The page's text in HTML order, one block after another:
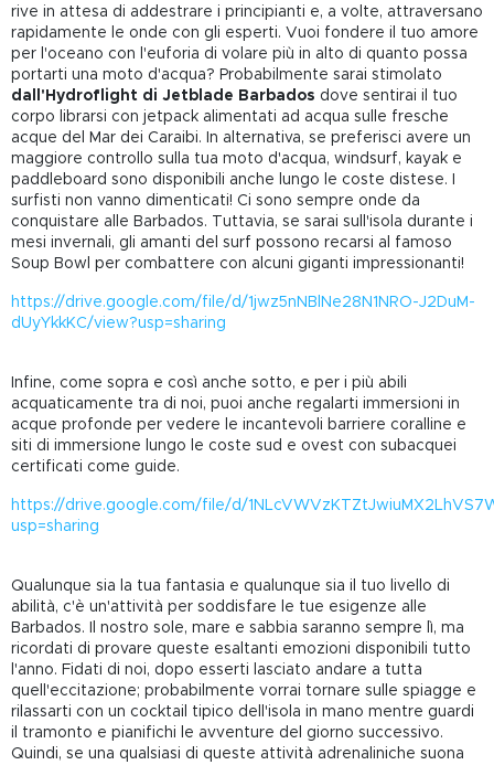
rive in attesa di addestrare i principianti e, a volte, attraversano
rapidamente le onde con gli esperti. Vuoi fondere il tuo amore
per l'oceano con l'euforia di volare più in alto di quanto possa
portarti una moto d'acqua? Probabilmente sarai stimolato
dall'Hydroflight di Jetblade Barbados dove sentirai il tuo
corpo librarsi con jetpack alimentati ad acqua sulle fresche
acque del Mar dei Caraibi. In alternativa, se preferisci avere un
maggiore controllo sulla tua moto d'acqua, windsurf, kayak e
paddleboard sono disponibili anche lungo le coste distese. I
surfisti non vanno dimenticati! Ci sono sempre onde da
conquistare alle Barbados. Tuttavia, se sarai sull'isola durante i
mesi invernali, gli amanti del surf possono recarsi al famoso
Soup Bowl per combattere con alcuni giganti impressionanti!
https://drive.google.com/file/d/1jwz5nNBlNe28N1NRO-J2DuM-
dUyYkkKC/view?usp=sharing
Infine, come sopra e così anche sotto, e per i più abili
acquaticamente tra di noi, puoi anche regalarti immersioni in
acque profonde per vedere le incantevoli barriere coralline e
siti di immersione lungo le coste sud e ovest con subacquei
certificati come guide.
https://drive.google.com/file/d/
usp=sharing
Qualunque sia la tua fantasia e qualunque sia il tuo livello di
abilità, c'è un'attività per soddisfare le tue esigenze alle
Barbados. Il nostro sole, mare e sabbia saranno sempre lì, ma
ricordati di provare queste esaltanti emozioni disponibili tutto
l'anno. Fidati di noi, dopo esserti lasciato andare a tutta
quell'eccitazione; probabilmente vorrai tornare sulle spiagge e
rilassarti con un cocktail tipico dell'isola in mano mentre guardi
il tramonto e pianifichi le avventure del giorno successivo.
Quindi, se una qualsiasi di queste attività adrenaliniche suona